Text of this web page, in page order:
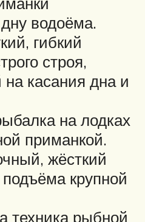
водоёма.
гибкий
строя,
касания дна и
на лодках
приманкой.
жёсткий
крупной
техника рыбной